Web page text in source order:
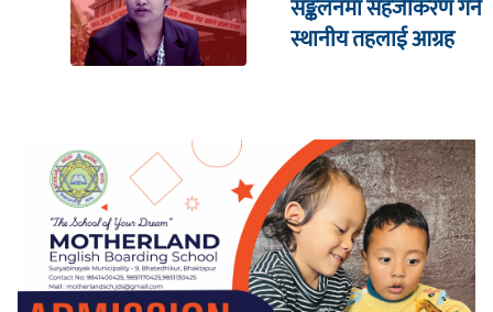
सङ्कलनमा सहजीकरण गर्न
स्थानीय तहलाई आग्रह